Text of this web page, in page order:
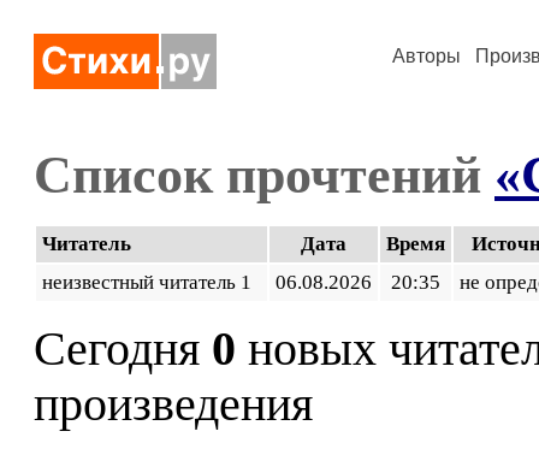
Авторы
Список прочтений
Читатель Дата Время
неизвестный читатель 1
06.08.2026 20:35 не
Сегодня 0 новых
произведения